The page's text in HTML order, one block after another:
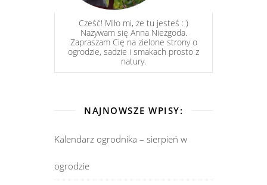
Cześć! Miło mi, że tu jesteś : )
Nazywam się Anna Niezgoda.
Zapraszam Cię na zielone strony o
ogrodzie, sadzie i smakach prosto z
natury.
NAJNOWSZE WPISY:
Kalendarz ogrodnika – sierpień w
ogrodzie